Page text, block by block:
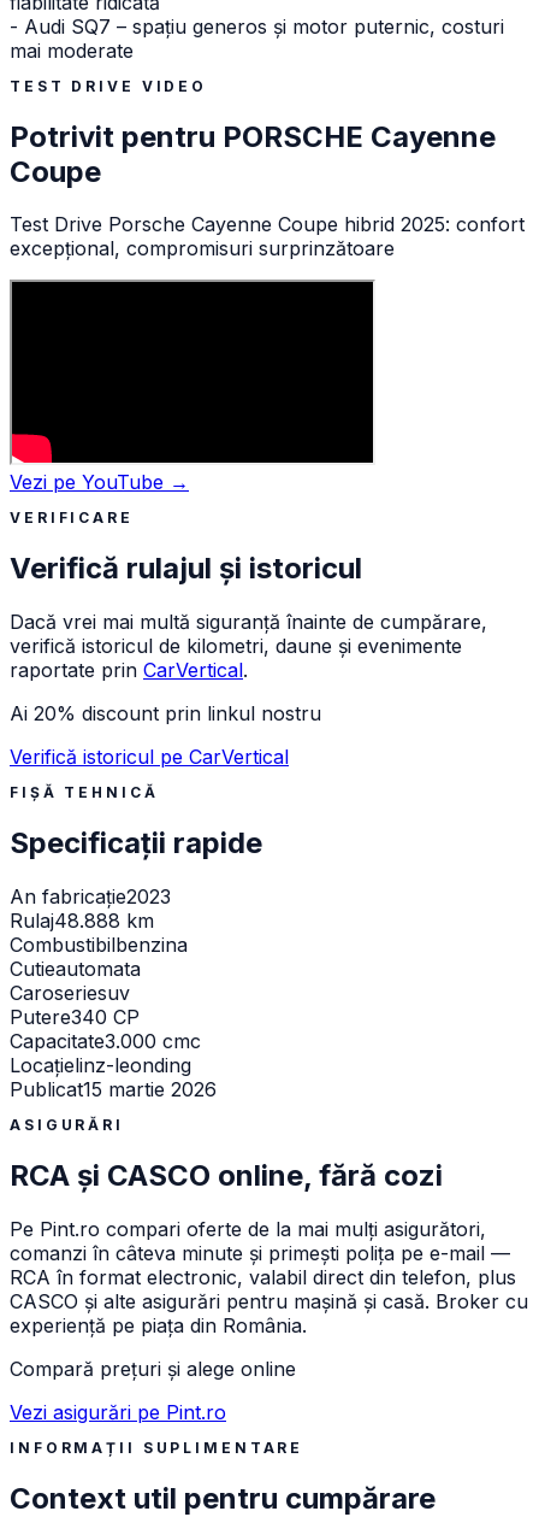
- Audi SQ7 – spațiu generos și motor puternic, costuri
mai moderate
TEST DRIVE VIDEO
Potrivit pentru PORSCHE Cayenne
Coupe
Test Drive Porsche Cayenne Coupe hibrid 2025: confort
excepțional, compromisuri surprinzătoare
Vezi pe YouTube →
VERIFICARE
Verifică rulajul și istoricul
Dacă vrei mai multă siguranță înainte de cumpărare,
verifică istoricul de kilometri, daune și evenimente
raportate prin CarVertical.
Ai 20% discount prin linkul nostru
Verifică istoricul pe CarVertical
FIȘĂ TEHNICĂ
Specificații rapide
An fabricație2023
Rulaj48.888 km
Combustibilbenzina
Cutieautomata
Caroseriesuv
Putere340 CP
Capacitate3.000 cmc
Locațielinz-leonding
Publicat15 martie 2026
ASIGURĂRI
RCA și CASCO online, fără cozi
Pe Pint.ro compari oferte de la mai mulți asigurători,
comanzi în câteva minute și primești polița pe e-mail —
RCA în format electronic, valabil direct din telefon, plus
CASCO și alte asigurări pentru mașină și casă. Broker cu
experiență pe piața din România.
Compară prețuri și alege online
Vezi asigurări pe Pint.ro
INFORMAȚII SUPLIMENTARE
Context util pentru cumpărare